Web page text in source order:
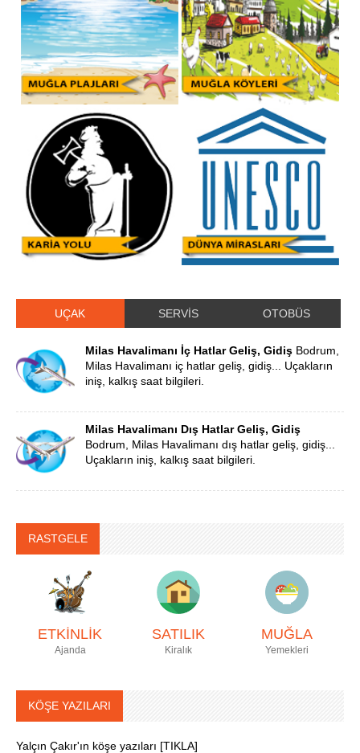
UÇAK SERVİS OTOBÜS
Milas Havalimanı İç Hatlar Geliş, Gidiş Bodrum,
Milas Havalimanı iç hatlar geliş, gidiş... Uçakların
iniş, kalkış saat bilgileri.
Milas Havalimanı Dış Hatlar Geliş, Gidiş
Bodrum, Milas Havalimanı dış hatlar geliş, gidiş...
Uçakların iniş, kalkış saat bilgileri.
RASTGELE
ETKİNLİK
Ajanda
SATILIK
Kiralık
MUĞLA
Yemekleri
KÖŞE YAZILARI
Yalçın Çakır'ın köşe yazıları [TIKLA]